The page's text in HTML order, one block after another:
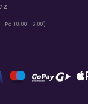
Pá 10.00-16.00)